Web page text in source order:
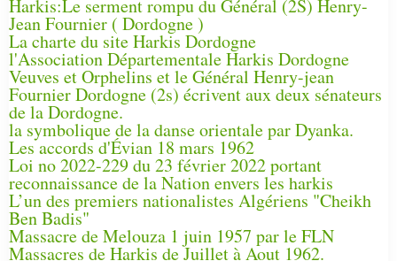
Harkis:Le serment rompu du Général (2S) Henry-
Jean Fournier ( Dordogne )
La charte du site Harkis Dordogne
l'Association Départementale Harkis Dordogne
Veuves et Orphelins et le Général Henry-jean
Fournier Dordogne (2s) écrivent aux deux sénateurs
de la Dordogne.
la symbolique de la danse orientale par Dyanka.
Les accords d'Évian 18 mars 1962
Loi no 2022-229 du 23 février 2022 portant
reconnaissance de la Nation envers les harkis
L’un des premiers nationalistes Algériens "Cheikh
Ben Badis"
Massacre de Melouza 1 juin 1957 par le FLN
Massacres de Harkis de Juillet à Aout 1962.